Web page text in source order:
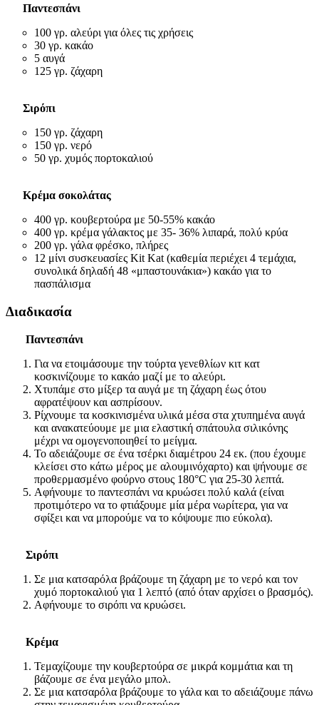
Παντεσπάνι
100 γρ. αλεύρι για όλες τις χρήσεις
30 γρ. κακάο
5 αυγά
125 γρ. ζάχαρη
Σιρόπι
150 γρ. ζάχαρη
150 γρ. νερό
50 γρ. χυμός πορτοκαλιού
Κρέμα σοκολάτας
400 γρ. κουβερτούρα με 50-55% κακάο
400 γρ. κρέμα γάλακτος με 35- 36% λιπαρά, πολύ κρύα
200 γρ. γάλα φρέσκο, πλήρες
12 μίνι συσκευασίες Kit Kat (καθεμία περιέχει 4 τεμάχια,
συνολικά δηλαδή 48 «μπαστουνάκια») κακάο για το
πασπάλισμα
Διαδικασία
Παντεσπάνι
Για να ετοιμάσουμε την τούρτα γενεθλίων κιτ κατ
κοσκινίζουμε το κακάο μαζί με το αλεύρι.
Χτυπάμε στο μίξερ τα αυγά με τη ζάχαρη έως ότου
αφρατέψουν και ασπρίσουν.
Ρίχνουμε τα κοσκινισμένα υλικά μέσα στα χτυπημένα αυγά
και ανακατεύουμε με μια ελαστική σπάτουλα σιλικόνης
μέχρι να ομογενοποιηθεί το μείγμα.
Το αδειάζουμε σε ένα τσέρκι διαμέτρου 24 εκ. (που έχουμε
κλείσει στο κάτω μέρος με αλουμινόχαρτο) και ψήνουμε σε
προθερμασμένο φούρνο στους 180°C για 25-30 λεπτά.
Αφήνουμε το παντεσπάνι να κρυώσει πολύ καλά (είναι
προτιμότερο να το φτιάξουμε μία μέρα νωρίτερα, για να
σφίξει και να μπορούμε να το κόψουμε πιο εύκολα).
Σιρόπι
Σε μια κατσαρόλα βράζουμε τη ζάχαρη με το νερό και τον
χυμό πορτοκαλιού για 1 λεπτό (από όταν αρχίσει ο βρασμός).
Αφήνουμε το σιρόπι να κρυώσει.
Κρέμα
Τεμαχίζουμε την κουβερτούρα σε μικρά κομμάτια και τη
βάζουμε σε ένα μεγάλο μπολ.
Σε μια κατσαρόλα βράζουμε το γάλα και το αδειάζουμε πάνω